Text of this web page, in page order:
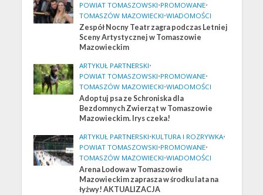
POWIAT TOMASZOWSKI•PROMOWANE•
TOMASZÓW MAZOWIECKI•WIADOMOŚCI
Zespół Nocny Teatr zagra podczas Letniej
Sceny Artystycznej w Tomaszowie
Mazowieckim
ARTYKUŁ PARTNERSKI•
POWIAT TOMASZOWSKI•PROMOWANE•
TOMASZÓW MAZOWIECKI•WIADOMOŚCI
Adoptuj psa ze Schroniska dla
Bezdomnych Zwierząt w Tomaszowie
Mazowieckim. Irys czeka!
ARTYKUŁ PARTNERSKI•KULTURA I ROZRYWKA•
POWIAT TOMASZOWSKI•PROMOWANE•
TOMASZÓW MAZOWIECKI•WIADOMOŚCI
Arena Lodowa w Tomaszowie
Mazowieckim zaprasza w środku lata na
łyżwy! AKTUALIZACJA